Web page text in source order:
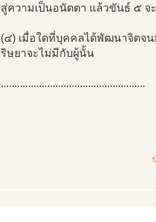
สู่ความเป็นอนัตตา แล้วขันธ์ ๕ จ
(๔) เมื่อใดที่บุคคลได้พัฒนาจิตจ
ริษยาจะไม่มีกับผู้นั้น
.....................................................